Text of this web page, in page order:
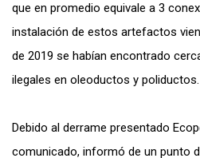
que en promedio equivale a 3
instalación de estos artefactos
de 2019 se habían encontrado
ilegales en oleoductos y poliductos.
Debido al derrame presentado
comunicado, informó de un punto